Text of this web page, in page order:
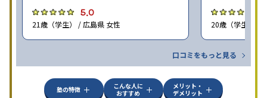
5.0
21歳（学生） / 広島県 女性 20歳（学生） /
口コミをもっと見る
塾の特徴
こんな人に
おすすめ
メリット・
デメリット